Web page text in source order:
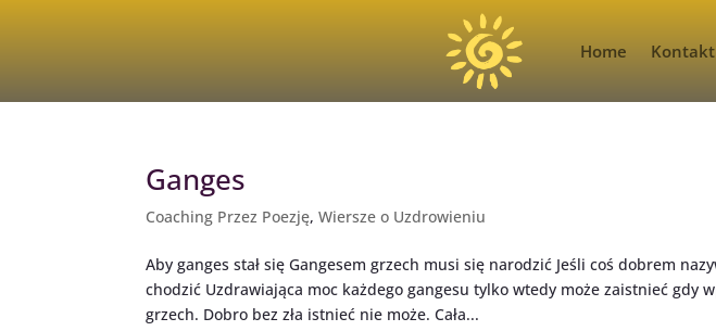
Home Kontakt
Ganges
Coaching Przez Poezję,Wiersze o Uzdrowieniu
Aby ganges stał się Gangesem grzech musi się narodzić Jeśli coś dobrem
chodzić Uzdrawiająca moc każdego gangesu tylko wtedy może zaistnieć gdy
grzech. Dobro bez zła istnieć nie może. Cała...